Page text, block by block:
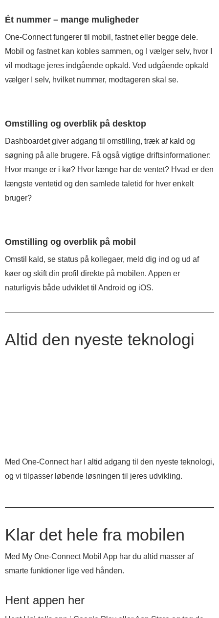
Ét nummer – mange muligheder
One-Connect fungerer til mobil, fastnet eller begge dele.
Mobil og fastnet kan kobles sammen, og I vælger selv, hvor I
vil modtage jeres indgående opkald. Ved udgående opkald
vælger I selv, hvilket nummer, modtageren skal se.
Omstilling og overblik på desktop
Dashboardet giver adgang til omstilling, træk af kald og
søgning på alle brugere. Få også vigtige driftsinformationer:
Hvor mange er i kø? Hvor længe har de ventet? Hvad er den
længste ventetid og den samlede taletid for hver enkelt
bruger?
Omstilling og overblik på mobil
Omstil kald, se status på kollegaer, meld dig ind og ud af
køer og skift din profil direkte på mobilen. Appen er
naturligvis både udviklet til Android og iOS.
Altid den nyeste teknologi
Med One-Connect har I altid adgang til den nyeste teknologi,
og vi tilpasser løbende løsningen til jeres udvikling.
Klar det hele fra mobilen
Med My One-Connect Mobil App har du altid masser af
smarte funktioner lige ved hånden.
Hent appen her